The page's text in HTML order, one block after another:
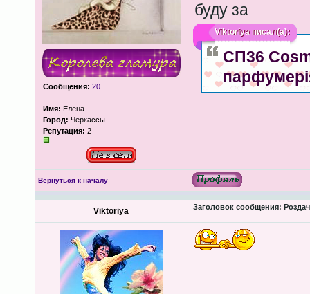
Сообщения: 20
Имя: Елена
Город: Черкассы
Репутация: 2
буду за
Viktoriyaписал(а):
СП36
Вернуться к началу
Viktoriya Заголовок сообщения: